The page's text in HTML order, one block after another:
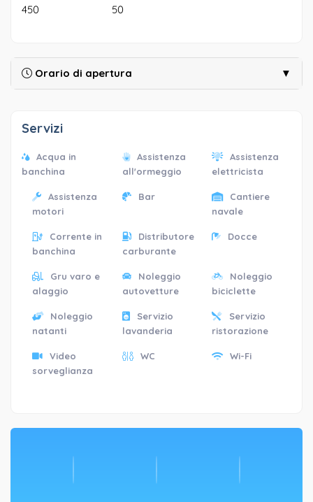
450
50
Orario di apertura ▼
Servizi
Acqua in
banchina
Assistenza
all'ormeggio
Assistenza
elettricista
Assistenza
motori
Bar
Cantiere
navale
Corrente in
banchina
Distributore
carburante
Docce
Gru varo e
alaggio
Noleggio
autovetture
Noleggio
biciclette
Noleggio
natanti
Servizio
lavanderia
Servizio
ristorazione
Video
sorveglianza
WC Wi-Fi